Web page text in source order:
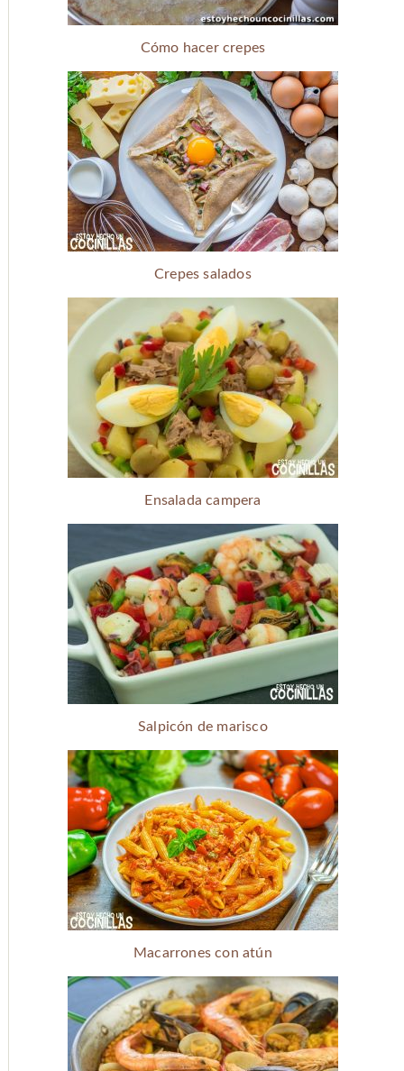
Cómo hacer crepes
Crepes salados
Ensalada campera
Salpicón de marisco
Macarrones con atún